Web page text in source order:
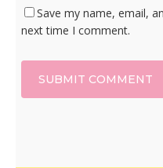
Save my name, email,
next time I comment.